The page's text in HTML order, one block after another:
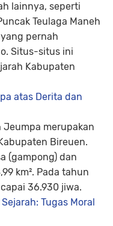
lainnya, seperti
Teulaga Maneh
pernah
Situs-situs ini
Kabupaten
atas Derita dan
Jeumpa merupakan
Bireuen.
(gampong) dan
km². Pada tahun
36.930 jiwa.
Tugas Moral